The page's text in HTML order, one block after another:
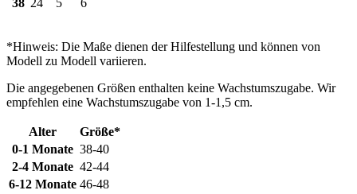
38 24 5 6
*Hinweis: Die Maße dienen der Hilfestellung und können von
Modell zu Modell variieren.
Die angegebenen Größen enthalten keine Wachstumszugabe. Wir
empfehlen eine Wachstumszugabe von 1-1,5 cm.
Alter
Größe*
0-1 Monate 38-40
2-4 Monate 42-44
6-12 Monate 46-48